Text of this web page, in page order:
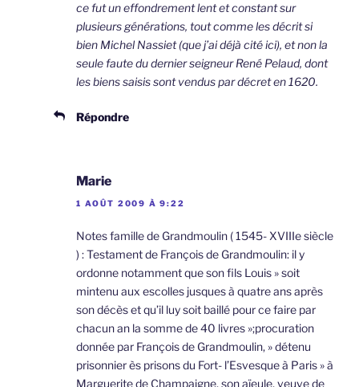
ce fut un effondrement lent et constant sur
plusieurs générations, tout comme les décrit si
bien Michel Nassiet (que j’ai déjà cité ici), et non la
seule faute du dernier seigneur René Pelaud, dont
les biens saisis sont vendus par décret en 1620.
Répondre
Marie
1 AOÛT 2009 À 9:22
Notes famille de Grandmoulin ( 1545- XVIIIe siècle
) : Testament de François de Grandmoulin: il y
ordonne notamment que son fils Louis » soit
mintenu aux escolles jusques à quatre ans après
son décès et qu’il luy soit baillé pour ce faire par
chacun an la somme de 40 livres »;procuration
donnée par François de Grandmoulin, » détenu
prisonnier ès prisons du Fort- l’Esvesque à Paris » à
Marguerite de Champaigne, son aïeule, veuve de